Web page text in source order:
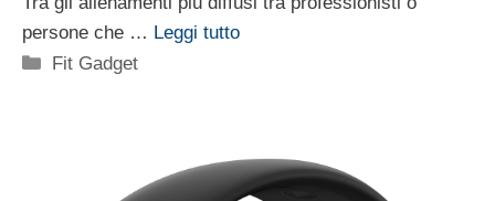
persone che … Leggi tutto
Categorie
Fit Gadget